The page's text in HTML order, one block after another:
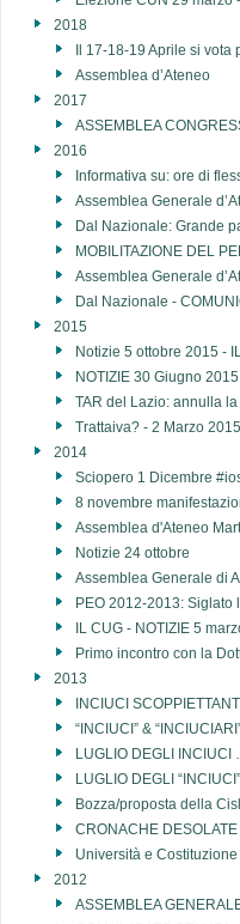
2018
Il 17-18-19 Aprile si
Assemblea d’Ateneo
2017
ASSEMBLEA
2016
Informativa su: ore di
Assemblea Generale
Dal Nazionale: Grande
MOBILITAZIONE DEL
Assemblea Generale
Dal Nazionale -
2015
Notizie 5 ottobre 2015 -
NOTIZIE 30 Giugno 2015
TAR del Lazio: annulla
Trattaiva? - 2 Marzo 2015
2014
Sciopero 1 Dicembre
8 novembre
Assemblea d'Ateneo
Notizie 24 ottobre
Assemblea Generale di
PEO 2012-2013: Siglato
IL CUG - NOTIZIE 5
Primo incontro con la
2013
INCIUCI
“INCIUCI” &
LUGLIO DEGLI
LUGLIO DEGLI
Bozza/proposta della
CRONACHE
Università e
2012
ASSEMBLEA